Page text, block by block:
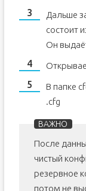
Дальше
состоит
Он
В папке
.cfg
После
чистый
резервное
потом не